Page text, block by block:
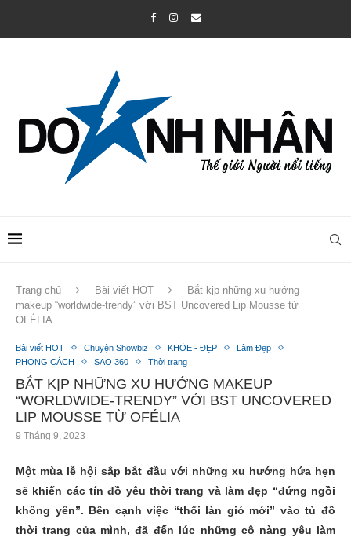
Trang chủ Bài viết HOT
Bắt kịp những xu hướng
makeup “worldwide-trendy” với BST Uncovered Lip Mousse từ
OFÉLIA
Bài viết HOT Chuyện Showbiz KHỎE - ĐẸP
Làm Đẹp
PHONG CÁCH
SAO 360 Thời trang
BẮT KỊP NHỮNG XU HƯỚNG MAKEUP
“WORLDWIDE-TRENDY” VỚI BST UNCOVERED
LIP MOUSSE TỪ OFÉLIA
9 Tháng 9, 2023
Một mùa lễ hội sắp bắt đầu với những xu hướng hứa hẹn
sẽ khiến các tín đồ yêu thời trang và làm đẹp “đứng ngồi
không yên”. Bên cạnh việc “thổi làn gió mới” vào tủ đồ
thời trang của mình, đã đến lúc những cô nàng yêu làm